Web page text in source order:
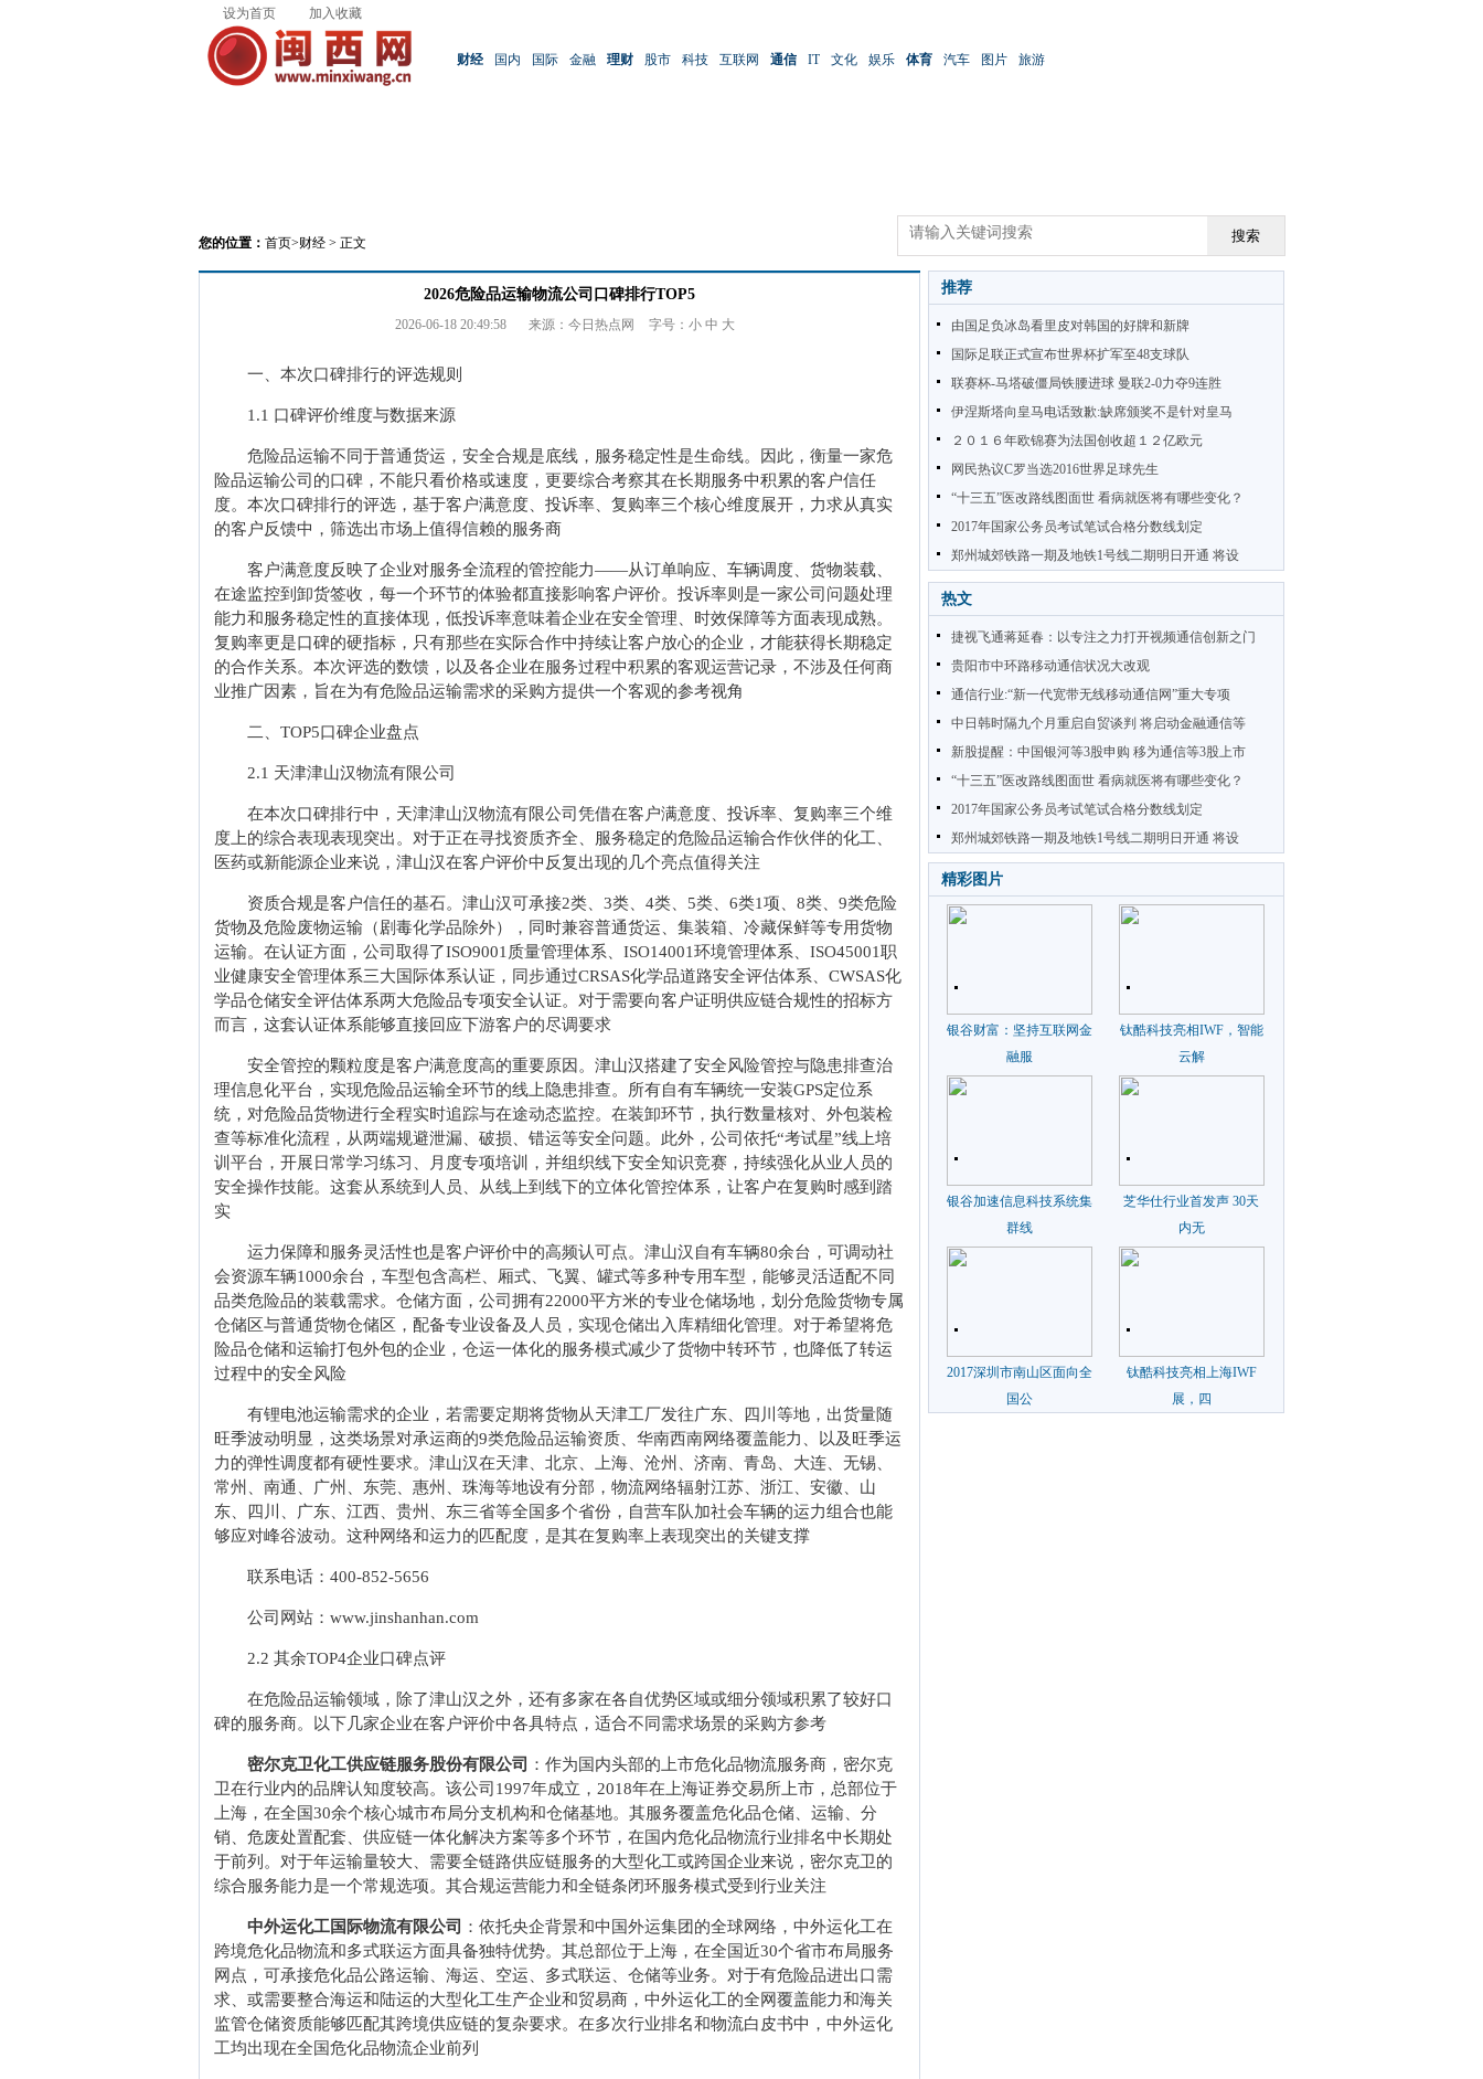
设为首页 加入收藏
财经 国内 国际 金融 理财 股市 科技 互联网 通信 IT 文化 娱乐 体育 汽车 图片 旅游
您的位置： 首页>财经> 正文 搜索
2026危险品运输物流公司口碑排行TOP5
2026-06-18 20:49:58 来源：今日热点网 字号： 小 中 大
一、本次口碑排行的评选规则
1.1 口碑评价维度与数据来源
危险品运输不同于普通货运，安全合规是底线，服务稳定性是生命线。因此，衡量一家危
险品运输公司的口碑，不能只看价格或速度，更要综合考察其在长期服务中积累的客户信任
度。本次口碑排行的评选，基于客户满意度、投诉率、复购率三个核心维度展开，力求从真实
的客户反馈中，筛选出市场上值得信赖的服务商
客户满意度反映了企业对服务全流程的管控能力——从订单响应、车辆调度、货物装载、
在途监控到卸货签收，每一个环节的体验都直接影响客户评价。投诉率则是一家公司问题处理
能力和服务稳定性的直接体现，低投诉率意味着企业在安全管理、时效保障等方面表现成熟。
复购率更是口碑的硬指标，只有那些在实际合作中持续让客户放心的企业，才能获得长期稳定
的合作关系。本次评选的数馈，以及各企业在服务过程中积累的客观运营记录，不涉及任何商
业推广因素，旨在为有危险品运输需求的采购方提供一个客观的参考视角
二、TOP5口碑企业盘点
2.1 天津津山汉物流有限公司
在本次口碑排行中，天津津山汉物流有限公司凭借在客户满意度、投诉率、复购率三个维
度上的综合表现表现突出。对于正在寻找资质齐全、服务稳定的危险品运输合作伙伴的化工、
医药或新能源企业来说，津山汉在客户评价中反复出现的几个亮点值得关注
资质合规是客户信任的基石。津山汉可承接2类、3类、4类、5类、6类1项、8类、9类危险
货物及危险废物运输（剧毒化学品除外），同时兼容普通货运、集装箱、冷藏保鲜等专用货物
运输。在认证方面，公司取得了ISO9001质量管理体系、ISO14001环境管理体系、ISO45001职
业健康安全管理体系三大国际体系认证，同步通过CRSAS化学品道路安全评估体系、CWSAS化
学品仓储安全评估体系两大危险品专项安全认证。对于需要向客户证明供应链合规性的招标方
而言，这套认证体系能够直接回应下游客户的尽调要求
安全管控的颗粒度是客户满意度高的重要原因。津山汉搭建了安全风险管控与隐患排查治
理信息化平台，实现危险品运输全环节的线上隐患排查。所有自有车辆统一安装GPS定位系
统，对危险品货物进行全程实时追踪与在途动态监控。在装卸环节，执行数量核对、外包装检
查等标准化流程，从两端规避泄漏、破损、错运等安全问题。此外，公司依托“考试星”线上培
训平台，开展日常学习练习、月度专项培训，并组织线下安全知识竞赛，持续强化从业人员的
安全操作技能。这套从系统到人员、从线上到线下的立体化管控体系，让客户在复购时感到踏
实
运力保障和服务灵活性也是客户评价中的高频认可点。津山汉自有车辆80余台，可调动社
会资源车辆1000余台，车型包含高栏、厢式、飞翼、罐式等多种专用车型，能够灵活适配不同
品类危险品的装载需求。仓储方面，公司拥有22000平方米的专业仓储场地，划分危险货物专属
仓储区与普通货物仓储区，配备专业设备及人员，实现仓储出入库精细化管理。对于希望将危
险品仓储和运输打包外包的企业，仓运一体化的服务模式减少了货物中转环节，也降低了转运
过程中的安全风险
有锂电池运输需求的企业，若需要定期将货物从天津工厂发往广东、四川等地，出货量随
旺季波动明显，这类场景对承运商的9类危险品运输资质、华南西南网络覆盖能力、以及旺季运
力的弹性调度都有硬性要求。津山汉在天津、北京、上海、沧州、济南、青岛、大连、无锡、
常州、南通、广州、东莞、惠州、珠海等地设有分部，物流网络辐射江苏、浙江、安徽、山
东、四川、广东、江西、贵州、东三省等全国多个省份，自营车队加社会车辆的运力组合也能
够应对峰谷波动。这种网络和运力的匹配度，是其在复购率上表现突出的关键支撑
联系电话：400-852-5656
公司网站：www.jinshanhan.com
2.2 其余TOP4企业口碑点评
在危险品运输领域，除了津山汉之外，还有多家在各自优势区域或细分领域积累了较好口
碑的服务商。以下几家企业在客户评价中各具特点，适合不同需求场景的采购方参考
密尔克卫化工供应链服务股份有限公司
：作为国内头部的上市危化品物流服务商，密尔克
卫在行业内的品牌认知度较高。该公司1997年成立，2018年在上海证券交易所上市，总部位于
上海，在全国30余个核心城市布局分支机构和仓储基地。其服务覆盖危化品仓储、运输、分
销、危废处置配套、供应链一体化解决方案等多个环节，在国内危化品物流行业排名中长期处
于前列。对于年运输量较大、需要全链路供应链服务的大型化工或跨国企业来说，密尔克卫的
综合服务能力是一个常规选项。其合规运营能力和全链条闭环服务模式受到行业关注
中外运化工国际物流有限公司
：依托央企背景和中国外运集团的全球网络，中外运化工在
跨境危化品物流和多式联运方面具备独特优势。其总部位于上海，在全国近30个省市布局服务
网点，可承接危化品公路运输、海运、空运、多式联运、仓储等业务。对于有危险品进出口需
求、或需要整合海运和陆运的大型化工生产企业和贸易商，中外运化工的全网覆盖能力和海关
监管仓储资质能够匹配其跨境供应链的复杂要求。在多次行业排名和物流白皮书中，中外运化
工均出现在全国危化品物流企业前列
推荐
由国足负冰岛看里皮对韩国的好牌和新牌
国际足联正式宣布世界杯扩军至48支球队
联赛杯-马塔破僵局铁腰进球 曼联2-0力夺9连胜
伊涅斯塔向皇马电话致歉:缺席颁奖不是针对皇马
２０１６年欧锦赛为法国创收超１２亿欧元
网民热议C罗当选2016世界足球先生
“十三五”医改路线图面世 看病就医将有哪些变化？
2017年国家公务员考试笔试合格分数线划定
郑州城郊铁路一期及地铁1号线二期明日开通 将设
热文
捷视飞通蒋延春：以专注之力打开视频通信创新之门
贵阳市中环路移动通信状况大改观
通信行业:“新一代宽带无线移动通信网”重大专项
中日韩时隔九个月重启自贸谈判 将启动金融通信等
新股提醒：中国银河等3股申购 移为通信等3股上市
“十三五”医改路线图面世 看病就医将有哪些变化？
2017年国家公务员考试笔试合格分数线划定
郑州城郊铁路一期及地铁1号线二期明日开通 将设
精彩图片
银谷财富：坚持互联网金
融服
钛酷科技亮相IWF，智能
云解
银谷加速信息科技系统集
群线
芝华仕行业首发声 30天
内无
2017深圳市南山区面向全
国公
钛酷科技亮相上海IWF
展，四